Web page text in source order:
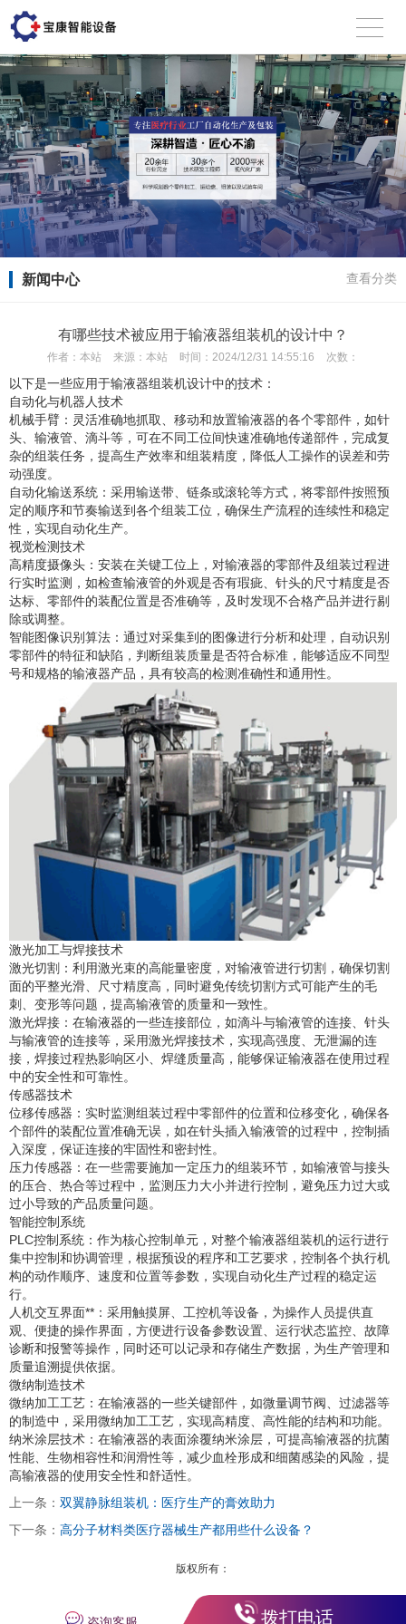
新闻中心 查看分类
有哪些技术被应用于输液器组装机的设计中？
作者： 本站 来源： 本站 时间： 2024/12/31 14:55:16 次数：
以下是一些应用于输液器组装机设计中的技术：
自动化与机器人技术
机械手臂：灵活准确地抓取、移动和放置输液器的各个零部件，如针
头、输液管、滴斗等，可在不同工位间快速准确地传递部件，完成复
杂的组装任务，提高生产效率和组装精度，降低人工操作的误差和劳
动强度。
自动化输送系统：采用输送带、链条或滚轮等方式，将零部件按照预
定的顺序和节奏输送到各个组装工位，确保生产流程的连续性和稳定
性，实现自动化生产。
视觉检测技术
高精度摄像头：安装在关键工位上，对输液器的零部件及组装过程进
行实时监测，如检查输液管的外观是否有瑕疵、针头的尺寸精度是否
达标、零部件的装配位置是否准确等，及时发现不合格产品并进行剔
除或调整。
智能图像识别算法：通过对采集到的图像进行分析和处理，自动识别
零部件的特征和缺陷，判断组装质量是否符合标准，能够适应不同型
号和规格的输液器产品，具有较高的检测准确性和通用性。
激光加工与焊接技术
激光切割：利用激光束的高能量密度，对输液管进行切割，确保切割
面的平整光滑、尺寸精度高，同时避免传统切割方式可能产生的毛
刺、变形等问题，提高输液管的质量和一致性。
激光焊接：在输液器的一些连接部位，如滴斗与输液管的连接、针头
与输液管的连接等，采用激光焊接技术，实现高强度、无泄漏的连
接，焊接过程热影响区小、焊缝质量高，能够保证输液器在使用过程
中的安全性和可靠性。
传感器技术
位移传感器：实时监测组装过程中零部件的位置和位移变化，确保各
个部件的装配位置准确无误，如在针头插入输液管的过程中，控制插
入深度，保证连接的牢固性和密封性。
压力传感器：在一些需要施加一定压力的组装环节，如输液管与接头
的压合、热合等过程中，监测压力大小并进行控制，避免压力过大或
过小导致的产品质量问题。
智能控制系统
PLC控制系统：作为核心控制单元，对整个输液器组装机的运行进行
集中控制和协调管理，根据预设的程序和工艺要求，控制各个执行机
构的动作顺序、速度和位置等参数，实现自动化生产过程的稳定运
行。
人机交互界面**：采用触摸屏、工控机等设备，为操作人员提供直
观、便捷的操作界面，方便进行设备参数设置、运行状态监控、故障
诊断和报警等操作，同时还可以记录和存储生产数据，为生产管理和
质量追溯提供依据。
微纳制造技术
微纳加工工艺：在输液器的一些关键部件，如微量调节阀、过滤器等
的制造中，采用微纳加工工艺，实现高精度、高性能的结构和功能。
纳米涂层技术：在输液器的表面涂覆纳米涂层，可提高输液器的抗菌
性能、生物相容性和润滑性等，减少血栓形成和细菌感染的风险，提
高输液器的使用安全性和舒适性。
上一条： 双翼静脉组装机：医疗生产的膏效助力
下一条： 高分子材料类医疗器械生产都用些什么设备？
版权所有：
拨打电话
扫描微信二维码